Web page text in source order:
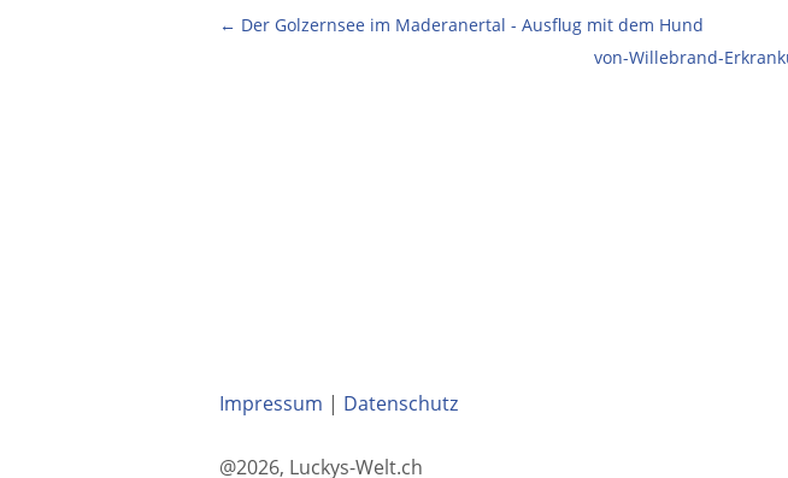
← Der Golzernsee im Maderanertal - Ausflug mit dem Hund
von-Willebrand-
Impressum | Datenschutz
@2026, Luckys-Welt.ch